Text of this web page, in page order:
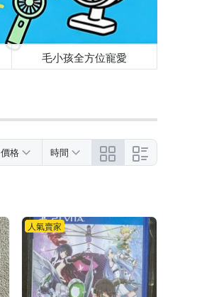
毛小孩全方位寵愛
價格 時間
人氣賣家